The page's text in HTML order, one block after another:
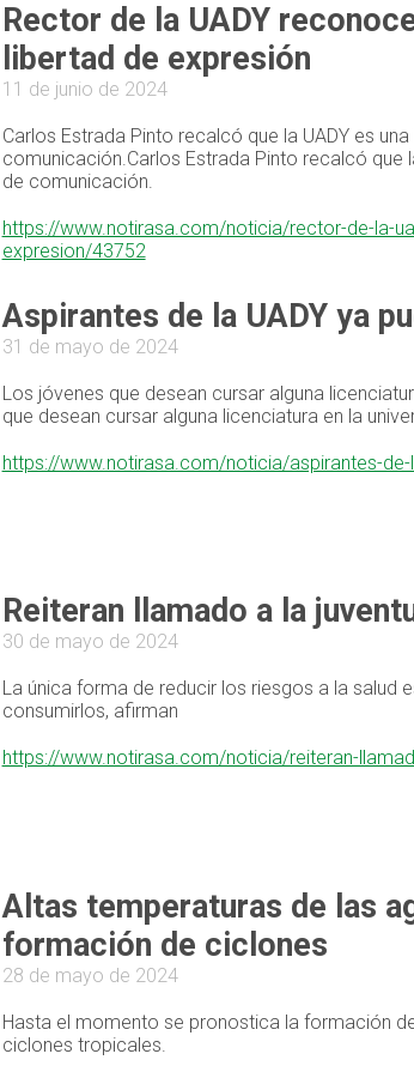
Rector de la UADY
libertad de expresión
11 de junio de 2024
Carlos Estrada Pinto recalcó que la UADY es
comunicación.Carlos Estrada Pinto recalcó
de comunicación.
https://www.notirasa.com/noticia/rector-de-la-
expresion/43752
Aspirantes de la UADY ya
31 de mayo de 2024
Los jóvenes que desean cursar alguna
que desean cursar alguna licenciatura en la
https://www.notirasa.com/noticia/aspirantes-
Reiteran llamado a la
30 de mayo de 2024
La única forma de reducir los riesgos a la salud
consumirlos, afirman
https://www.notirasa.com/noticia/reiteran-
Altas temperaturas de las
formación de ciclones
28 de mayo de 2024
Hasta el momento se pronostica la formación
ciclones tropicales.